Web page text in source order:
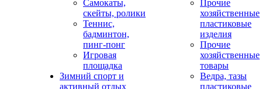
Самокаты,
скейты, ролики
Теннис,
бадминтон,
пинг-понг
Игровая
площадка
Зимний спорт и
активный отдых
Прочие
хозяйственные
пластиковые
изделия
Прочие
хозяйственные
товары
Ведра, тазы
пластиковые